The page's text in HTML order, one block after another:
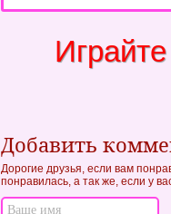
Добавить
Дорогие друзья, если вам
понравилась, а так же, если у